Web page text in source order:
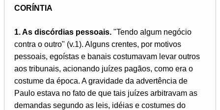
CORÍNTIA
1. As discórdias pessoais. "Tendo algum negócio
contra o outro" (v.1). Alguns crentes, por motivos
pessoais, egoístas e banais costumavam levar outros
aos tribunais, acionando juízes pagãos, como era o
costume da época. A gravidade da advertência de
Paulo estava no fato de que tais juízes arbitravam as
demandas segundo as leis, idéias e costumes do